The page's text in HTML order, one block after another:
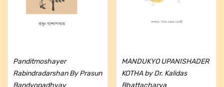
Panditmoshayer
Rabindradarshan By Prasun
Bandyopadhyay
MANDUKYO UPANISHADER
KOTHA by Dr. Kalidas
Bhattacharya